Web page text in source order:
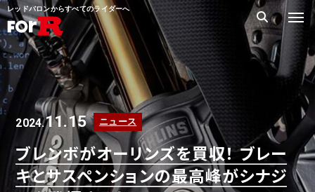
レッドバロンからすべてのライダーへ
2024.11.15 ニュース
ブレンボがオーリンズを買収！ ブレー
キとサスペンションの最高峰がシナジ